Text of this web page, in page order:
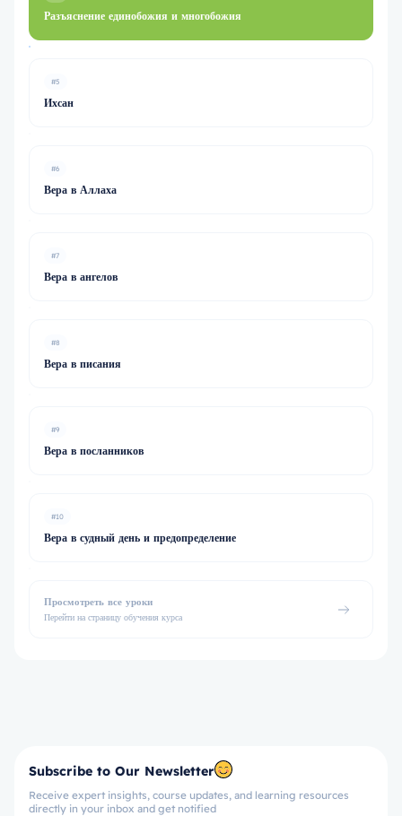
Разъяснение единобожия и многобожия
#5
Ихсан
#6
Вера в Аллаха
#7
Вера в ангелов
#8
Вера в писания
#9
Вера в посланников
#10
Вера в судный день и предопределение
Просмотреть все уроки
Перейти на страницу обучения курса
Subscribe to Our Newsletter
Receive expert insights, course updates, and learning resources
directly in your inbox and get notified